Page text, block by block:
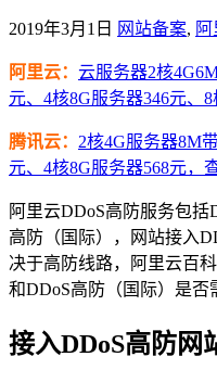
2019年3月1日 网站备案,
阿里云： 云服务器2核
元、4核8G服务器346元、8
腾讯云： 2核4G服务器8M
元、4核8G服务器568元，
阿里云DDoS高防服务包括
高防（国际），网站接入
决于高防线路，阿里云百
和DDoS高防（国际）是否
接入DDoS高防网